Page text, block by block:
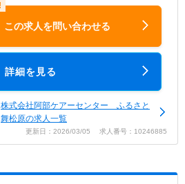
この求人を問い合わせる
詳細を見る
株式会社阿部ケアーセンター ふるさと
舞松原の求人一覧
更新日：2026/03/05 求人番号：10246885